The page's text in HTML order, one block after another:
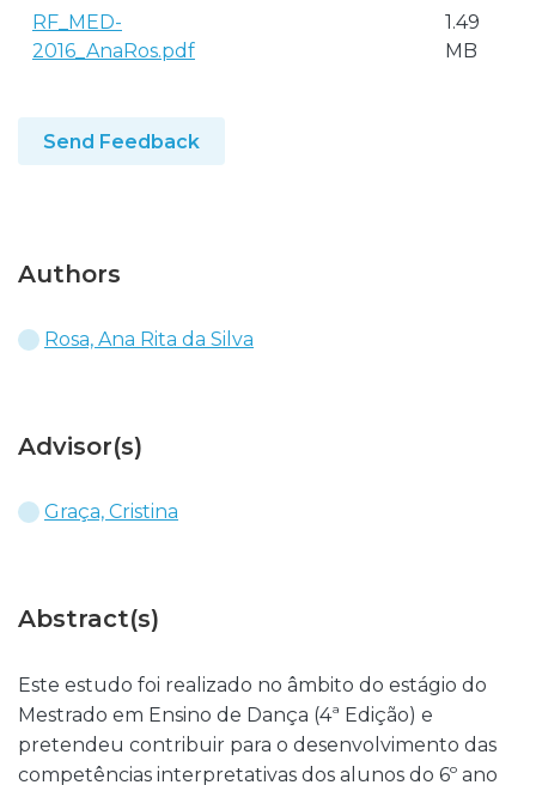
RF_MED-
2016_AnaRos.pdf
1.49
MB
Send Feedback
Authors
Rosa, Ana Rita da Silva
Advisor(s)
Graça, Cristina
Abstract(s)
Este estudo foi realizado no âmbito do estágio do
Mestrado em Ensino de Dança (4ª Edição) e
pretendeu contribuir para o desenvolvimento das
competências interpretativas dos alunos do 6º ano